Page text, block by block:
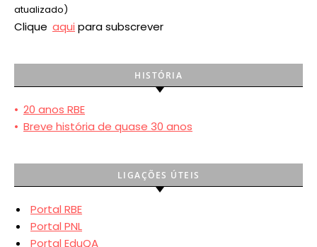
atualizado)
Clique aqui para subscrever
HISTÓRIA
• 20 anos RBE
• Breve história de quase 30 anos
LIGAÇÕES ÚTEIS
Portal RBE
Portal PNL
Portal EduQA